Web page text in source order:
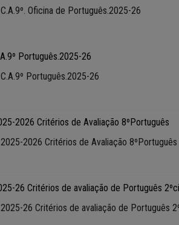
C.A.9º. Oficina de Português.2025-26
C.A.9º Português.2025-26
2025-2026 Critérios de Avaliação 8ºPortuguês
2025-26 Critérios de avaliação de Português